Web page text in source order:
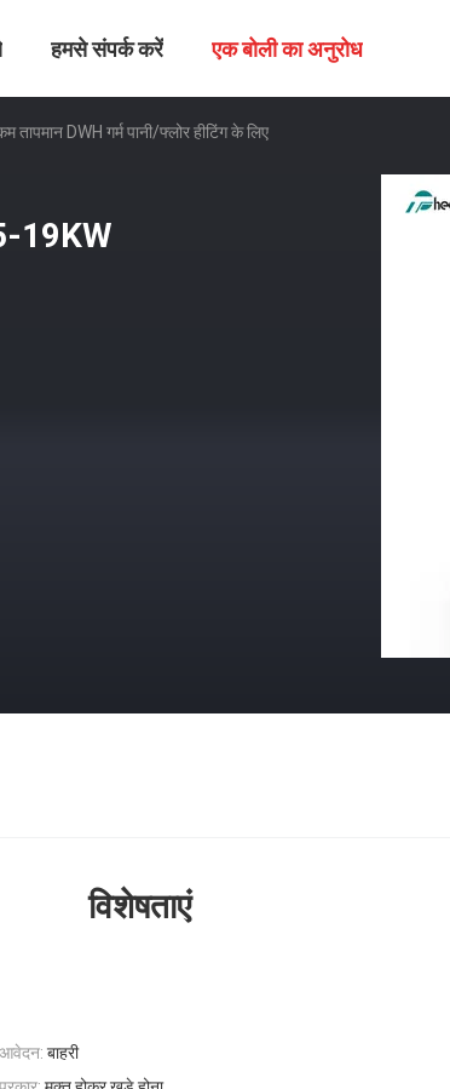
हमसे संपर्क करें एक बोली का अनुरोध
DWH गर्म पानी/फ्लोर हीटिंग के लिए
19KW
विशेषताएं
आवेदन: बाहरी